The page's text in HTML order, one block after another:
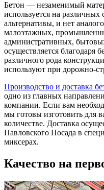
Бетон — незаменимый
используется на
альтернативы, и нет
малоэтажных,
административных,
осуществляется благодаря
различного рода
используют при дорожно-
Производство и доставка
одно из главных
компании. Если вам
мы готовы изготовить для
количестве. Доставка
Павловского Посада в
миксерах.
Качество на